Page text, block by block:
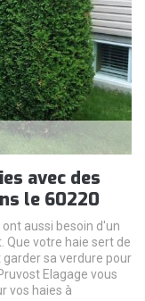
avec des
le 60220
aussi besoin d'un
Que votre haie sert de
sa verdure pour
Elagage vous
vos haies à